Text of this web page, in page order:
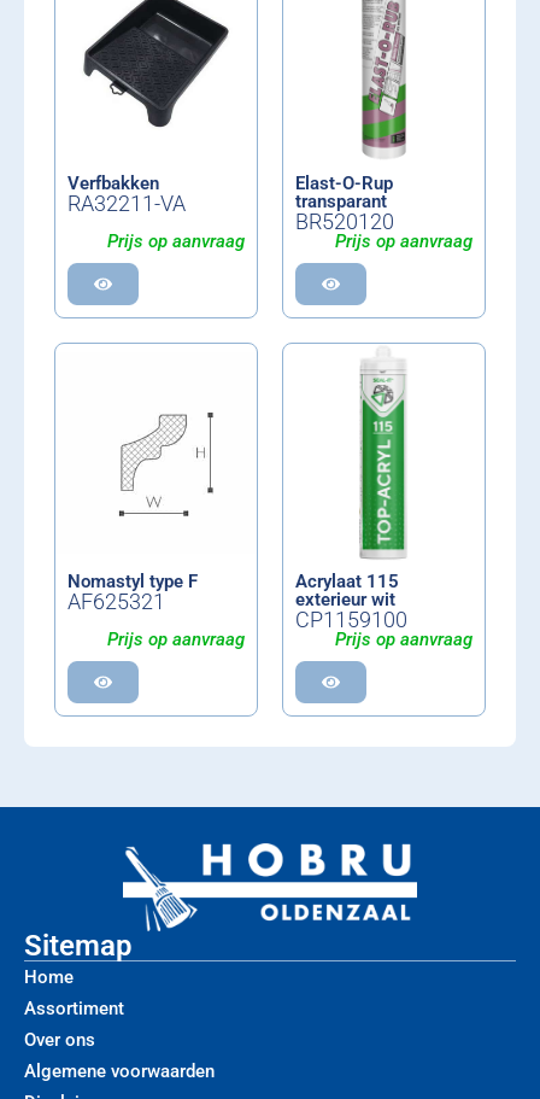
Verfbakken
RA32211-VA
Prijs op aanvraag
Elast-O-Rup
transparant
BR520120
Prijs op aanvraag
Nomastyl type F
AF625321
Prijs op aanvraag
Acrylaat 115
exterieur wit
CP1159100
Prijs op aanvraag
Sitemap
Home
Assortiment
Over ons
Algemene voorwaarden